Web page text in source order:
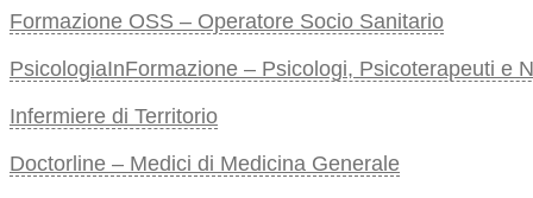
Formazione OSS – Operatore Socio Sanitario
PsicologiaInFormazione – Psicologi, Psicoterapeuti e
Infermiere di Territorio
Doctorline – Medici di Medicina Generale